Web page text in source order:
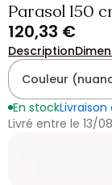
Parasol 150
120,33 €
Description
Couleur
En stock
Livré entre le 13/